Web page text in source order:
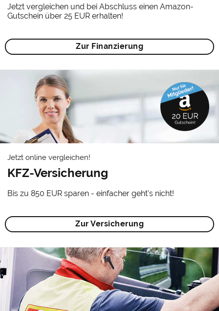
Jetzt vergleichen und bei Abschluss einen Amazon-
Gutschein über 25 EUR erhalten!
Zur Finanzierung
Jetzt online vergleichen!
KFZ-Versicherung
Bis zu 850 EUR sparen - einfacher geht's nicht!
Zur Versicherung